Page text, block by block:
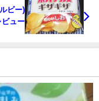
ビー)
ビュー